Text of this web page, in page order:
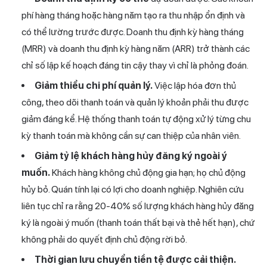
phí hàng tháng hoặc hàng năm tạo ra thu nhập ổn định và
có thể lường trước được. Doanh thu định kỳ hàng tháng
(MRR) và doanh thu định kỳ hàng năm (ARR) trở thành các
chỉ số lập kế hoạch đáng tin cậy thay vì chỉ là phỏng đoán.
Giảm thiểu chi phí quản lý.Việc lập hóa đơn thủ
công, theo dõi thanh toán và quản lý khoản phải thu được
giảm đáng kể. Hệ thống thanh toán tự động xử lý từng chu
kỳ thanh toán mà không cần sự can thiệp của nhân viên.
Giảm tỷ lệ khách hàng hủy đăng ký ngoài ý
muốn.Khách hàng không chủ động gia hạn; họ chủ động
hủy bỏ. Quán tính lại có lợi cho doanh nghiệp. Nghiên cứu
liên tục chỉ ra rằng 20-40% số lượng khách hàng hủy đăng
ký là ngoài ý muốn (thanh toán thất bại và thẻ hết hạn), chứ
không phải do quyết định chủ động rời bỏ.
Thời gian lưu chuyển tiền tệ được cải thiện.